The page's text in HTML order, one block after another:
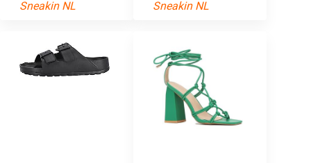
Sneakin NL Sneakin NL